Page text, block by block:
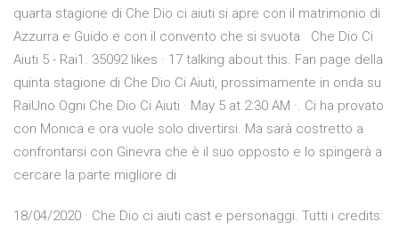
quarta stagione di Che Dio ci aiuti si apre con il matrimonio di
Azzurra e Guido e con il convento che si svuota Che Dio Ci
Aiuti 5 - Rai1. 35092 likes · 17 talking about this. Fan page della
quinta stagione di Che Dio Ci Aiuti, prossimamente in onda su
RaiUno Ogni Che Dio Ci Aiuti · May 5 at 2:30 AM ·. Ci ha provato
con Monica e ora vuole solo divertirsi. Ma sarà costretto a
confrontarsi con Ginevra che è il suo opposto e lo spingerà a
cercare la parte migliore di
18/04/2020 · Che Dio ci aiuti cast e personaggi. Tutti i credits: